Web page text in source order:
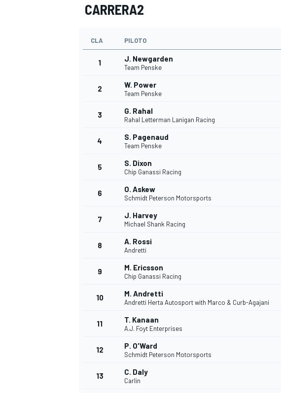
CARRERA2
CLA PILOTO
1 J. Newgarden
Team Penske
2 W. Power
Team Penske
3 G. Rahal
Rahal Letterman Lanigan Racing
4 S. Pagenaud
Team Penske
5 S. Dixon
Chip Ganassi Racing
6 O. Askew
Schmidt Peterson Motorsports
7 J. Harvey
Michael Shank Racing
8 A. Rossi
Andretti
9 M. Ericsson
Chip Ganassi Racing
10 M. Andretti
Andretti Herta Autosport with Marco & Curb-Agajani
11 T. Kanaan
A.J. Foyt Enterprises
12 P. O'Ward
Schmidt Peterson Motorsports
13 C. Daly
Carlin